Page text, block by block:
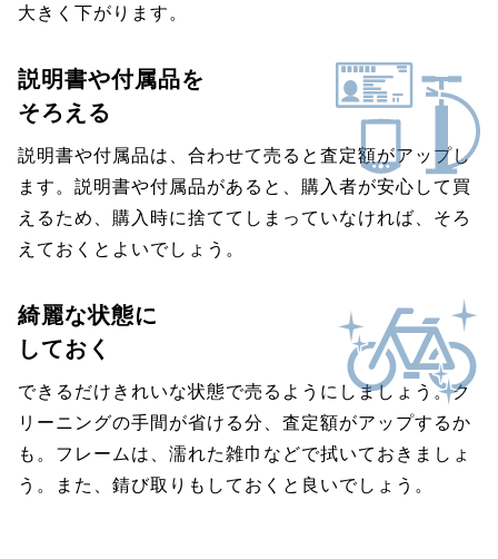
大きく下がります。
説明書や付属品を
そろえる
説明書や付属品は、合わせて売ると査定額がアップし
ます。説明書や付属品があると、購入者が安心して買
えるため、購入時に捨ててしまっていなければ、そろ
えておくとよいでしょう。
綺麗な状態に
しておく
できるだけきれいな状態で売るようにしましょう。ク
リーニングの手間が省ける分、査定額がアップするか
も。フレームは、濡れた雑巾などで拭いておきましょ
う。また、錆び取りもしておくと良いでしょう。